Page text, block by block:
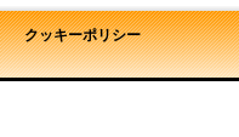
クッキーポリシー